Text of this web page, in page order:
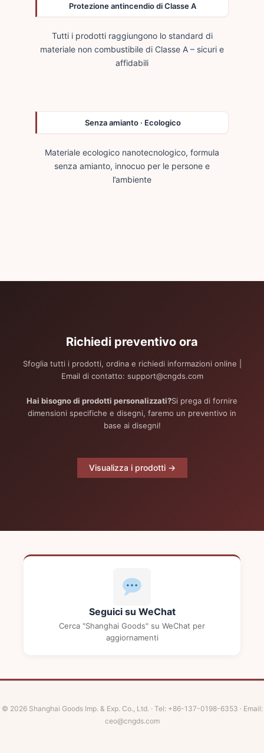
Protezione antincendio di Classe A
Tutti i prodotti raggiungono lo standard di
materiale non combustibile di Classe A – sicuri e
affidabili
Senza amianto · Ecologico
Materiale ecologico nanotecnologico, formula
senza amianto, innocuo per le persone e
l’ambiente
Richiedi preventivo ora
Sfoglia tutti i prodotti, ordina e richiedi informazioni online |
Email di contatto: support@cngds.com
Hai bisogno di prodotti personalizzati?Si prega di fornire
dimensioni specifiche e disegni, faremo un preventivo in
base ai disegni!
Visualizza i prodotti →
Seguici su WeChat
Cerca "Shanghai Goods" su WeChat per
aggiornamenti
© 2026 Shanghai Goods Imp. & Exp. Co., Ltd. · Tel: +86-137-0198-6353 · Email:
ceo@cngds.com